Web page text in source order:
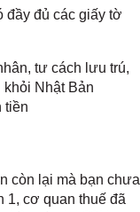
đầy đủ các giấy tờ
tư cách lưu trú,
Nhật Bản
tiền
còn lại mà bạn chưa
1, cơ quan thuế đã